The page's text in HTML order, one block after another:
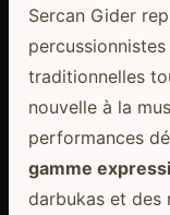
Sercan Gider
traditionnelles
nouvelle à la
performances
gamme
darbukas et des